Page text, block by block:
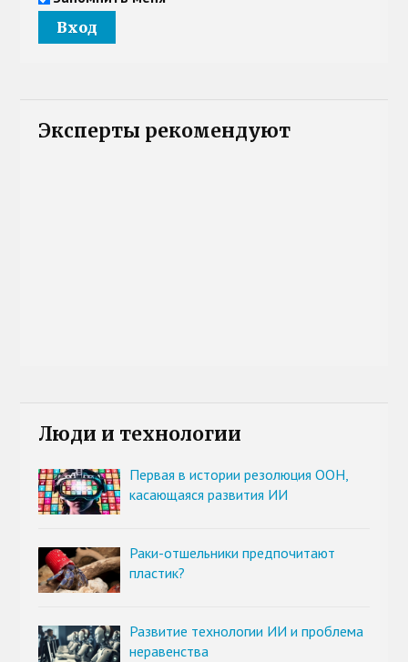
Эксперты рекомендуют
Люди и технологии
Первая в истории резолюция ООН,
касающаяся развития ИИ
Раки-отшельники предпочитают
пластик?
Развитие технологии ИИ и проблема
неравенства